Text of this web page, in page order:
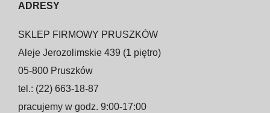
ADRESY
SKLEP FIRMOWY PRUSZKÓW
Aleje Jerozolimskie 439 (1 piętro)
05-800 Pruszków
tel.: (22) 663-18-87
pracujemy w godz. 9:00-17:00